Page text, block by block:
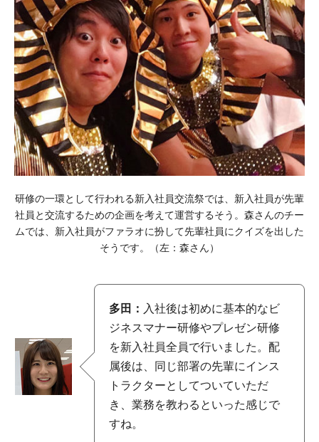
研修の一環として行われる新入社員交流祭では、新入社員が先輩
社員と交流するための企画を考えて運営するそう。森さんのチー
ムでは、新入社員がファラオに扮して先輩社員にクイズを出した
そうです。（左：森さん）
多田： 入社後は初めに基本的なビ
ジネスマナー研修やプレゼン研修
を新入社員全員で行いました。配
属後は、同じ部署の先輩にインス
トラクターとしてついていただ
き、業務を教わるといった感じで
すね。